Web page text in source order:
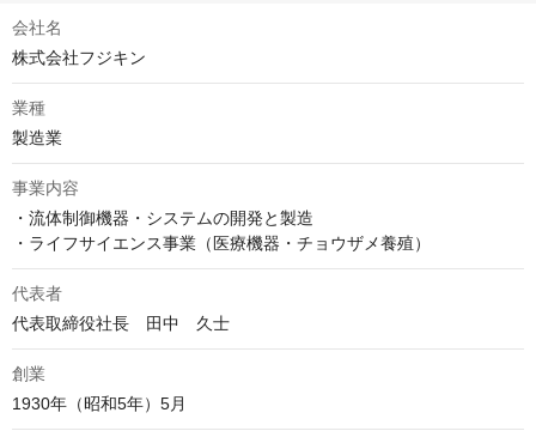
会社名
株式会社フジキン
業種
製造業
事業内容
・流体制御機器・システムの開発と製造
・ライフサイエンス事業（医療機器・チョウザメ養殖）
代表者
代表取締役社長　田中　久士
創業
1930年（昭和5年）5月